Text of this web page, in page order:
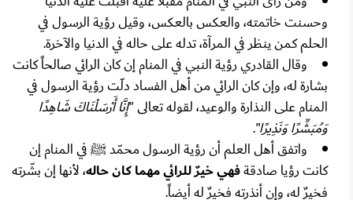
وحسنت خاتمته، والعكس بالعكس، وقيل رؤية الرسول في
الحلم كمن ينظر في المرآة، تدله على حاله في الدنيا والآخرة.
وقال القادري رؤية النبي في المنام إن كان الرائي صالحاً كانت
بشارة له، وإن كان الرائي من أهل الفساد دلّت رؤية الرسول في
المنام على النذارة والوعيد، لقوله تعالى "إِنَّا أَرْسَلْنَاكَ شَاهِدًا
وَمُبَشِّرًا وَنَذِيرًا".
واتفق أهل العلم أن رؤية الرسول محمّد ﷺ في المنام إن
كانت رؤيا صادقةفهي خيرٌ للرائي مهما كان حاله، لأنها إن بشّرته
فخيرٌ له، وإن أنذرته فخيرٌ له أيضاً.